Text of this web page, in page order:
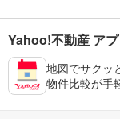
Yahoo!不動産 アプ
地図でサクッ
物件比較が手